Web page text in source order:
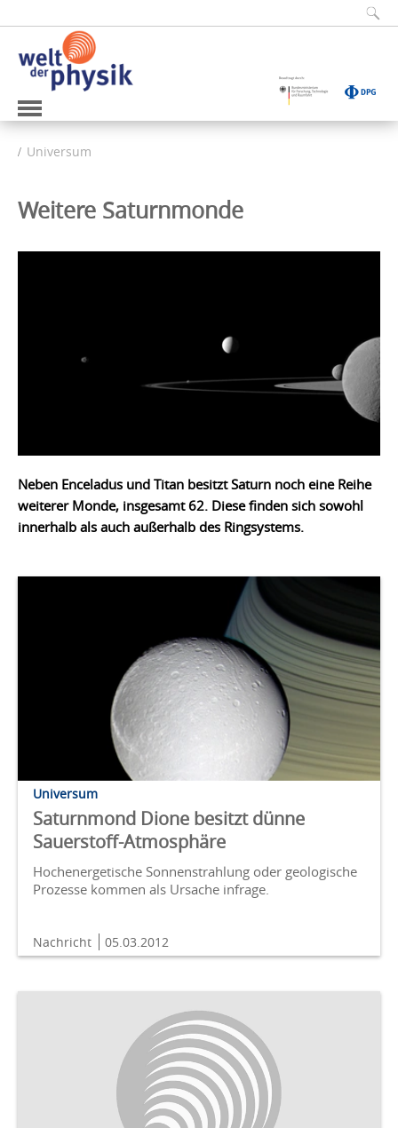
Universum
Weitere Saturnmonde
Neben Enceladus und Titan besitzt Saturn noch eine Reihe
weiterer Monde, insgesamt 62. Diese finden sich sowohl
innerhalb als auch außerhalb des Ringsystems.
Universum
Saturnmond Dione besitzt dünne
Sauerstoff-Atmosphäre
Hochenergetische Sonnenstrahlung oder geologische
Prozesse kommen als Ursache infrage.
Nachricht 05.03.2012